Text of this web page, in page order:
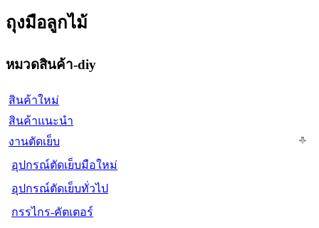
ถุงมือลูกไม้
หมวดสินค้า-diy
สินค้าใหม่
สินค้าแนะนำ
งานตัดเย็บ
อุปกรณ์ตัดเย็บมือใหม่
อุปกรณ์ตัดเย็บทั่วไป
กรรไกร-คัตเตอร์